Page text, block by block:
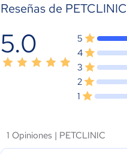
Reseñas de PETCLINIC
5.0 5
4
3
2
1
1 Opiniones | PETCLINIC